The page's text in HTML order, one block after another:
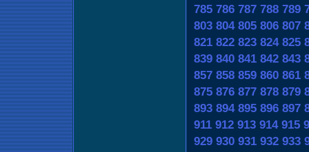
785 786 787 788 789
803 804 805 806 807
821 822 823 824 825
839 840 841 842 843
857 858 859 860 861
875 876 877 878 879
893 894 895 896 897
911 912 913 914 915
929 930 931 932 933